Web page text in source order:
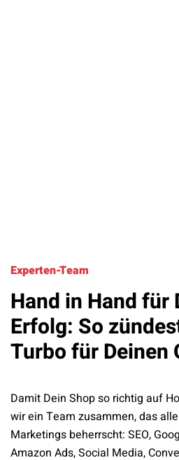
Experten-Team
Hand in Hand für
Erfolg: So
Turbo für Deinen
Damit Dein Shop so richtig auf
wir ein Team zusammen, das
Marketings beherrscht: SEO,
Amazon Ads, Social Media,